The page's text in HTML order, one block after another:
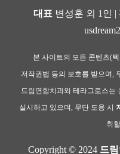
대표 변성훈 외 1인 |
본 사이트의 모든 콘텐츠(
저작권법 등의 보호를 받으며,
드림연합치과와 테라그로스는
실시하고 있으며, 무단 도용 시
취
Copyright © 2024 드